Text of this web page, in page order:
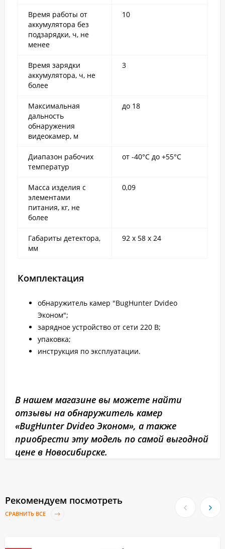
Время работы от
аккумулятора без
подзарядки, ч, не
менее
10
Время зарядки
аккумулятора, ч, не
более
3
Максимальная
дальность
обнаружения
видеокамер, м
до 18
Диапазон рабочих
температур
от -40°С до +55°С
Масса изделия с
элементами
питания, кг, не
более
0,09
Габариты детектора,
мм
92 х 58 х 24
Комплектация
обнаружитель камер "BugHunter Dvideo
Эконом";
зарядное устройство от сети 220 В;
упаковка;
инструкция по эксплуатации.
В нашем магазине вы можете найти
отзывы на обнаружитель камер
«BugHunter Dvideo Эконом», а также
приобрести эту модель по самой выгодной
цене в Новосибирске.
Рекомендуем посмотреть
СРАВНИТЬ ВСЕ